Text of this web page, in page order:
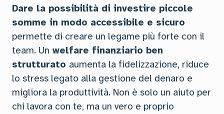
Dare la possibilità di investire piccole
somme in modo accessibile e sicuro
permette di creare un legame più forte con il
team. Un welfare finanziario ben
strutturato aumenta la fidelizzazione, riduce
lo stress legato alla gestione del denaro e
migliora la produttività. Non è solo un aiuto per
chi lavora con te, ma un vero e proprio